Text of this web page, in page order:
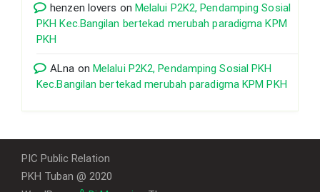
henzen lovers on Melalui P2K2, Pendamping Sosial
PKH Kec.Bangilan bertekad merubah paradigma KPM
PKH
ALna on Melalui P2K2, Pendamping Sosial PKH
Kec.Bangilan bertekad merubah paradigma KPM PKH
PIC Public Relation
PKH Tuban @ 2020